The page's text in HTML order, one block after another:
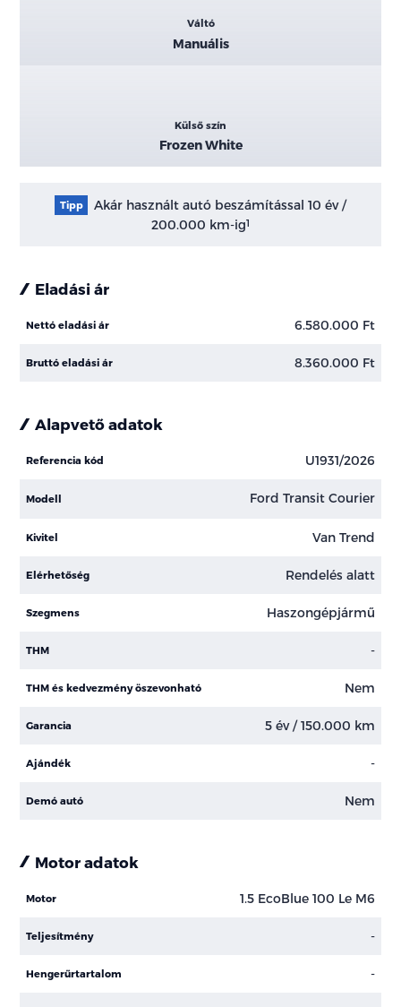
Váltó
Manuális
Külső szín
Frozen White
Tipp
Akár használt autó beszámítással 10 év /
200.000 km-ig1
Eladási ár
Nettó eladási ár 6.580.000 Ft
Bruttó eladási ár 8.360.000 Ft
Alapvető adatok
Referencia kód U1931/2026
Modell Ford Transit Courier
Kivitel Van Trend
Elérhetőség Rendelés alatt
Szegmens Haszongépjármű
THM -
THM és kedvezmény öszevonható Nem
Garancia 5 év / 150.000 km
Ajándék -
Demó autó Nem
Motor adatok
Motor 1.5 EcoBlue 100 Le M6
Teljesítmény -
Hengerűrtartalom -